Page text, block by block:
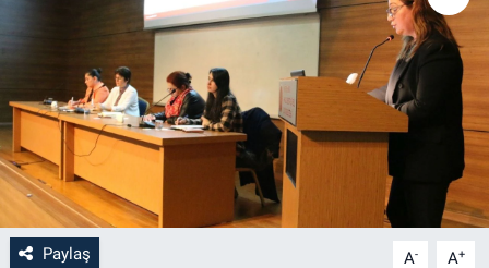
Paylaş A- A+
Kültür
3.Sayfa
Medya
Bilim-Tek
Teknoloji